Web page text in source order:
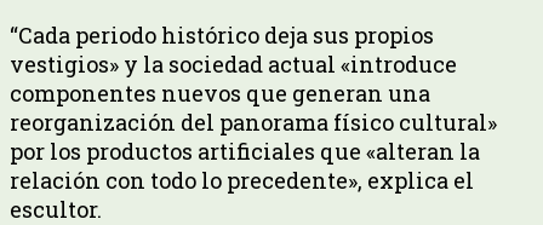
“Cada periodo histórico deja sus propios
vestigios» y la sociedad actual «introduce
componentes nuevos que generan una
reorganización del panorama físico cultural»
por los productos artificiales que «alteran la
relación con todo lo precedente», explica el
escultor.